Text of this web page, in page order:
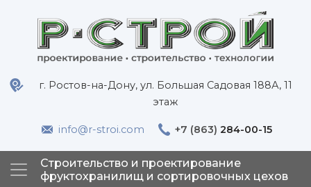
г. Ростов-на-Дону, ул. Большая Садовая 188А, 11
этаж
info@r-stroi.com +7 (863) 284-00-15
Строительство и проектирование
фруктохранилищ и сортировочных цехов